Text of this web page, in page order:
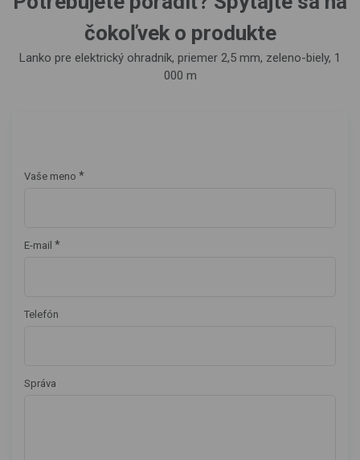
čokoľvek o produkte
Lanko pre elektrický ohradník, priemer 2,5 mm, zeleno-biely, 1
000 m
Vaše meno *
E-mail *
Telefón
Správa